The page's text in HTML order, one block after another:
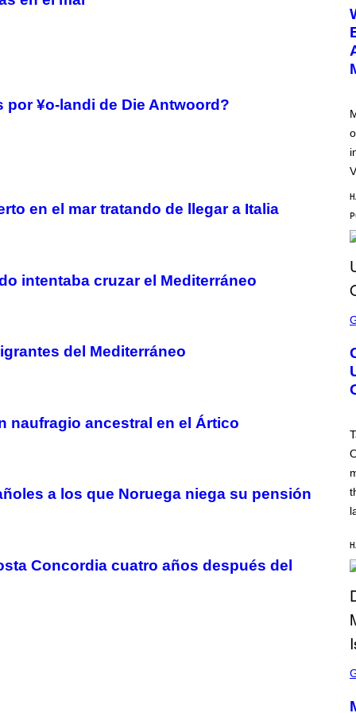
¥o-landi de Die Antwoord?
en el mar tratando de llegar a Italia
intentaba cruzar el Mediterráneo
del Mediterráneo
naufragio ancestral en el Ártico
a los que Noruega niega su pensión
Concordia cuatro años después del
E
N
S
H
O
T
E
E
A
S
E
C
E
N
S
H
R
O
K
S
T
A
A
M
E
C
E